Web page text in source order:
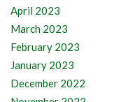
April 2023
March 2023
February 2023
January 2023
December 2022